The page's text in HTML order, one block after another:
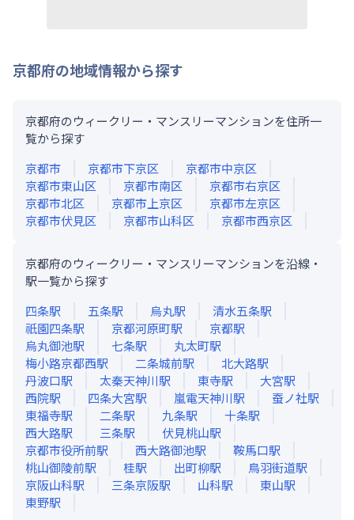
京都府の地域情報から探す
京都府のウィークリー・マンスリーマンションを住所一
覧から探す
京都市
京都市下京区
京都市中京区
京都市東山区
京都市南区
京都市右京区
京都市北区
京都市上京区
京都市左京区
京都市伏見区
京都市山科区 京都市西京区
京都府のウィークリー・マンスリーマンションを沿線・
駅一覧から探す
四条駅 五条駅 烏丸駅 清水五条駅
祇園四条駅 京都河原町駅 京都駅
烏丸御池駅 七条駅 丸太町駅
梅小路京都西駅 二条城前駅 北大路駅
丹波口駅 太秦天神川駅 東寺駅 大宮駅
西院駅 四条大宮駅 嵐電天神川駅 蚕ノ社駅
東福寺駅 二条駅 九条駅 十条駅
西大路駅 三条駅 伏見桃山駅
京都市役所前駅 西大路御池駅 鞍馬口駅
桃山御陵前駅 桂駅 出町柳駅 鳥羽街道駅
京阪山科駅 三条京阪駅 山科駅 東山駅
東野駅